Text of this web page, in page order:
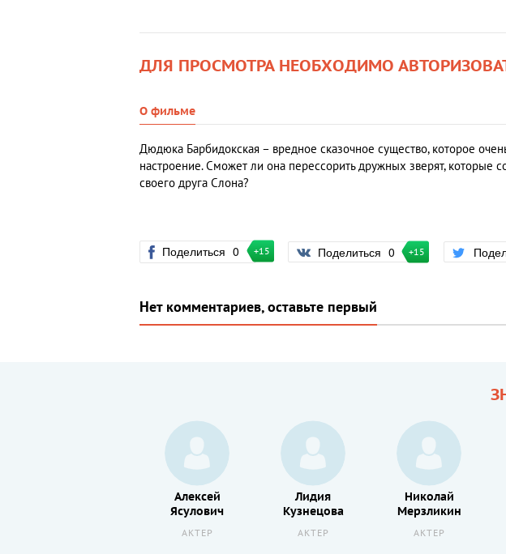
ДЛЯ ПРОСМОТРА НЕОБХОДИМО
О фильме
Дюдюка Барбидокская – вредное сказочное существо, которое
настроение. Сможет ли она перессорить дружных зверят, которые
своего друга Слона?
Поделиться 0 +15 Поделиться 0 +15
Нет комментариев, оставьте первый
Алексей
Ясулович
АКТЕР
Лидия
Кузнецова
АКТЕР
Николай
Мерзликин
АКТЕР